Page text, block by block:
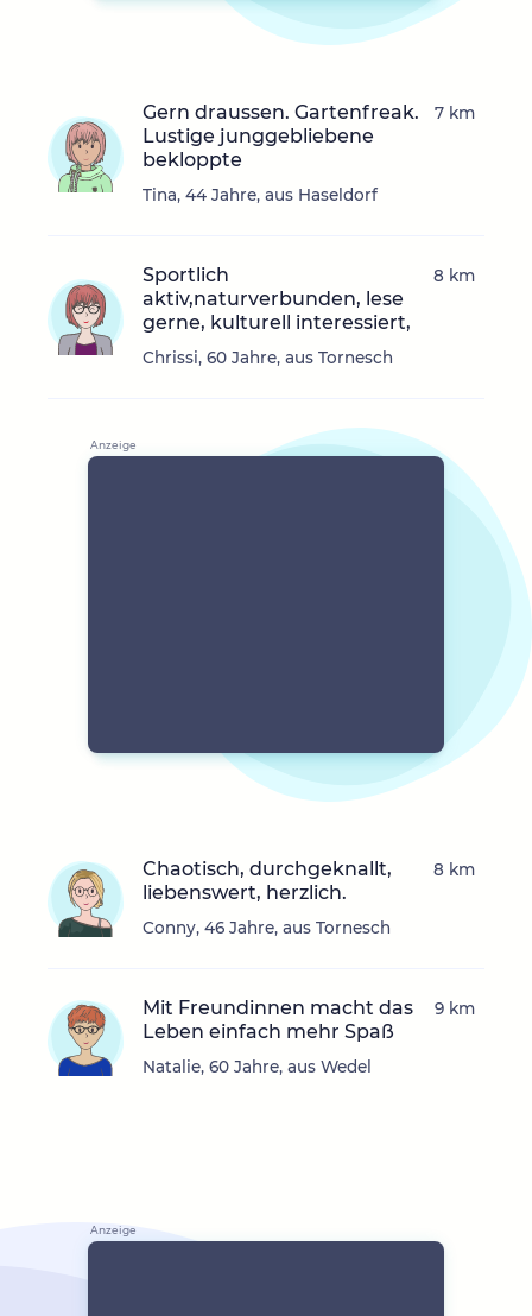
Gern draussen. Gartenfreak.
Lustige junggebliebene
bekloppte
Tina, 44 Jahre, aus Haseldorf
7 km
Sportlich
aktiv,naturverbunden, lese
gerne, kulturell interessiert,
Chrissi, 60 Jahre, aus Tornesch
8 km
Chaotisch, durchgeknallt,
liebenswert, herzlich.
Conny, 46 Jahre, aus Tornesch
8 km
Mit Freundinnen macht das
Leben einfach mehr Spaß
Natalie, 60 Jahre, aus Wedel
9 km